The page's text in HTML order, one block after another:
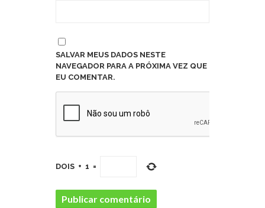
SALVAR MEUS DADOS NESTE
NAVEGADOR PARA A PRÓXIMA VEZ QUE
EU COMENTAR.
DOIS + 1 =